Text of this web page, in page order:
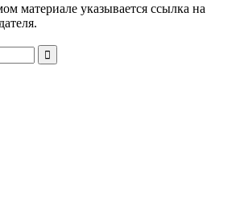
материале указывается ссылка на